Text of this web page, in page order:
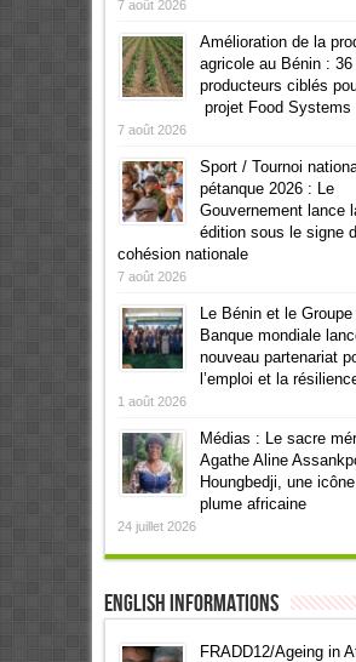
7 août 2026
Amélioration de la
agricole au Bénin : 36
producteurs ciblés
projet Food Systems
7 août 2026
Sport / Tournoi
pétanque 2026 : Le
Gouvernement lance
édition sous le signe
cohésion nationale
7 août 2026
Le Bénin et le
Banque mondiale
nouveau partenariat
l’emploi et la
1 août 2026
Médias : Le sacre
Agathe Aline
Houngbedji, une
plume africaine
24 juillet 2026
English informations
FRADD12/Ageing in